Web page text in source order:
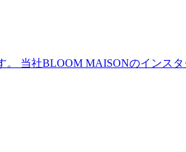
当社BLOOM MAISONのインス